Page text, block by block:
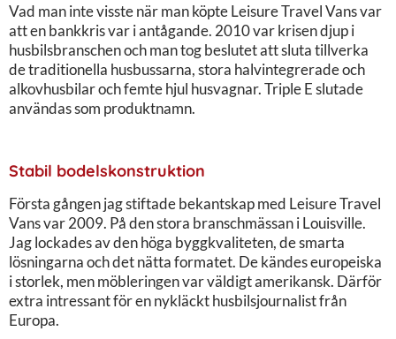
Vad man inte visste när man köpte Leisure Travel Vans var
att en bankkris var i antågande. 2010 var krisen djup i
husbilsbranschen och man tog beslutet att sluta tillverka
de traditionella husbussarna, stora halvintegrerade och
alkovhusbilar och femte hjul husvagnar. Triple E slutade
användas som produktnamn.
Stabil bodelskonstruktion
Första gången jag stiftade bekantskap med Leisure Travel
Vans var 2009. På den stora branschmässan i Louisville.
Jag lockades av den höga byggkvaliteten, de smarta
lösningarna och det nätta formatet. De kändes europeiska
i storlek, men möbleringen var väldigt amerikansk. Därför
extra intressant för en nykläckt husbilsjournalist från
Europa.